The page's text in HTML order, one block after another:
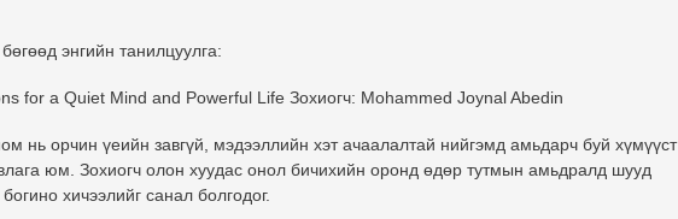
энгийн танилцуулга:
for a Quiet Mind and Powerful Life Зохиогч: Mohammed Joynal Abedin
нь орчин үеийн завгүй, мэдээллийн хэт ачаалалтай нийгэмд амьдарч буй хүмүүст
юм. Зохиогч олон хуудас онол бичихийн оронд өдөр тутмын амьдралд шууд
хичээлийг санал болгодог.